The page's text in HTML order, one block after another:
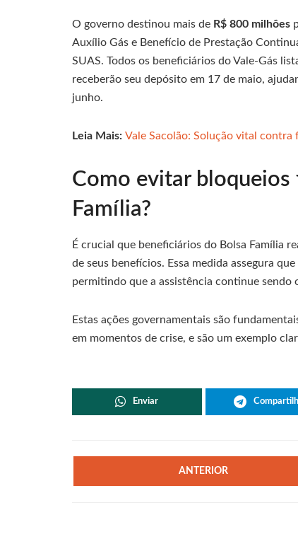
O governo destinou mais de R$ 800 milhões
Auxílio Gás e Benefício de Prestação
SUAS. Todos os beneficiários do Vale-Gás
receberão seu depósito em 17 de maio,
junho.
Leia Mais: Vale Sacolão: Solução vital contra
Como evitar bloqueios
Família?
É crucial que beneficiários do Bolsa Família
de seus benefícios. Essa medida assegura
permitindo que a assistência continue sendo
Estas ações governamentais são
em momentos de crise, e são um exemplo
Enviar
ANTERIOR